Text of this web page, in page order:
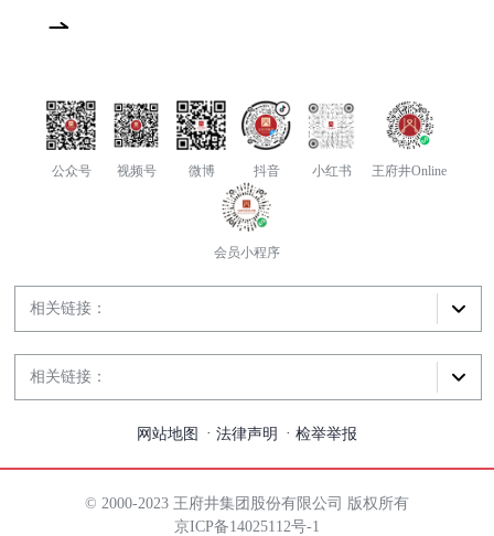
公众号 视频号 微博 抖音 小红书 王府井Online
会员小程序
相关链接：
相关链接：
网站地图 法律声明 检举举报
© 2000-2023 王府井集团股份有限公司 版权所有
京ICP备14025112号-1